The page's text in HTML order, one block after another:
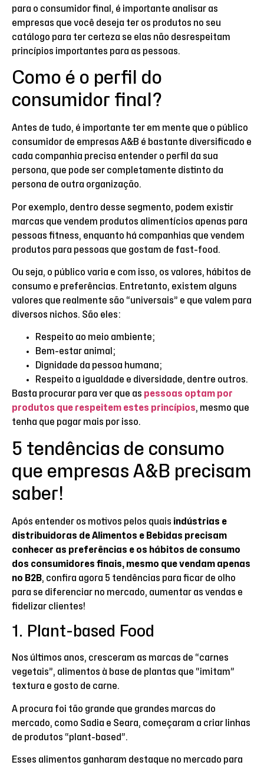
para o consumidor final, é importante analisar as
empresas que você deseja ter os produtos no seu
catálogo para ter certeza se elas não desrespeitam
princípios importantes para as pessoas.
Como é o perfil do
consumidor final?
Antes de tudo, é importante ter em mente que o público
consumidor de empresas A&B é bastante diversificado e
cada companhia precisa entender o perfil da sua
persona, que pode ser completamente distinto da
persona de outra organização.
Por exemplo, dentro desse segmento, podem existir
marcas que vendem produtos alimentícios apenas para
pessoas fitness, enquanto há companhias que vendem
produtos para pessoas que gostam de fast-food.
Ou seja, o público varia e com isso, os valores, hábitos de
consumo e preferências. Entretanto, existem alguns
valores que realmente são “universais” e que valem para
diversos nichos. São eles:
Respeito ao meio ambiente;
Bem-estar animal;
Dignidade da pessoa humana;
Respeito a igualdade e diversidade, dentre outros.
Basta procurar para ver que as pessoas optam por
produtos que respeitem estes princípios, mesmo que
tenha que pagar mais por isso.
5 tendências de consumo
que empresas A&B precisam
saber!
Após entender os motivos pelos quais indústrias e
distribuidoras de Alimentos e Bebidas precisam
conhecer as preferências e os hábitos de consumo
dos consumidores finais, mesmo que vendam apenas
no B2B, confira agora 5 tendências para ficar de olho
para se diferenciar no mercado, aumentar as vendas e
fidelizar clientes!
1. Plant-based Food
Nos últimos anos, cresceram as marcas de “carnes
vegetais”, alimentos à base de plantas que “imitam”
textura e gosto de carne.
A procura foi tão grande que grandes marcas do
mercado, como Sadia e Seara, começaram a criar linhas
de produtos “plant-based”.
Esses alimentos ganharam destaque no mercado para